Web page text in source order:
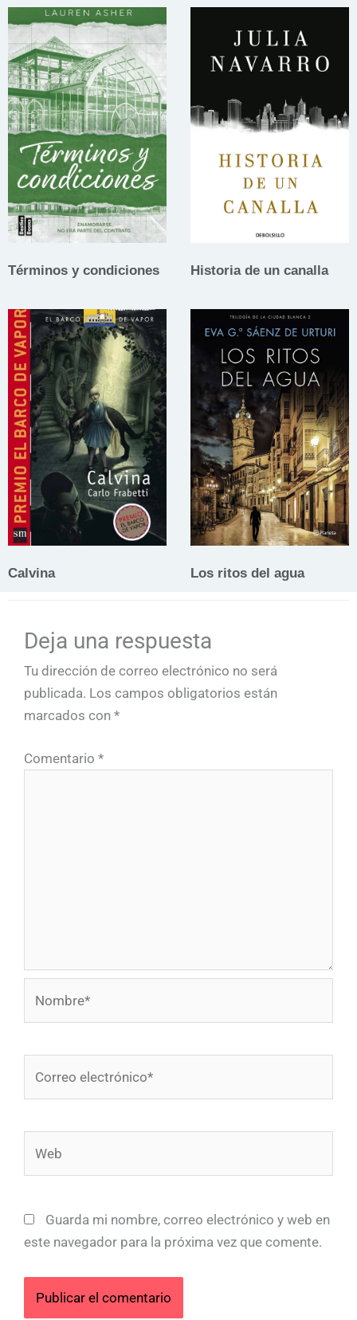
Términos y condiciones Historia de un canalla
Calvina Los ritos del agua
Deja una respuesta
Tu dirección de correo electrónico no será
publicada. Los campos obligatorios están
marcados con *
Comentario *
Guarda mi nombre, correo electrónico y web en
este navegador para la próxima vez que comente.